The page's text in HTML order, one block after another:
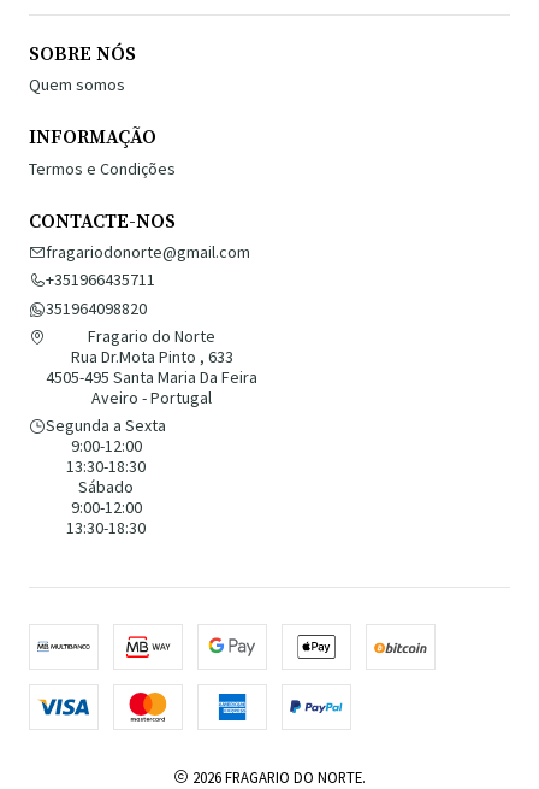
SOBRE NÓS
Quem somos
INFORMAÇÃO
Termos e Condições
CONTACTE-NOS
fragariodonorte@gmail.com
+351966435711
351964098820
Fragario do Norte
Rua Dr.Mota Pinto , 633
4505-495 Santa Maria Da Feira
Aveiro - Portugal
Segunda a Sexta
9:00-12:00
13:30-18:30
Sábado
9:00-12:00
13:30-18:30
2026 FRAGARIO DO NORTE.